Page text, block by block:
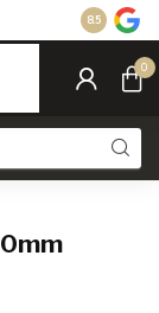
Gratis
8.5
0